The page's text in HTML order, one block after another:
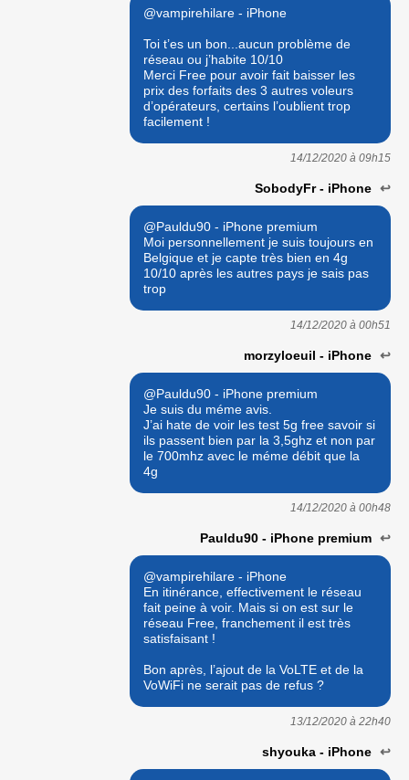
@vampirehilare - iPhone
Toi t’es un bon...aucun problème de
réseau ou j’habite 10/10
Merci Free pour avoir fait baisser les
prix des forfaits des 3 autres voleurs
d’opérateurs, certains l’oublient trop
facilement !
14/12/2020 à 09h15
SobodyFr - iPhone ↩
@Pauldu90 - iPhone premium
Moi personnellement je suis toujours en
Belgique et je capte très bien en 4g
10/10 après les autres pays je sais pas
trop
14/12/2020 à 00h51
morzyloeuil - iPhone ↩
@Pauldu90 - iPhone premium
Je suis du méme avis.
J’ai hate de voir les test 5g free savoir si
ils passent bien par la 3,5ghz et non par
le 700mhz avec le méme débit que la
4g
14/12/2020 à 00h48
Pauldu90 - iPhone premium ↩
@vampirehilare - iPhone
En itinérance, effectivement le réseau
fait peine à voir. Mais si on est sur le
réseau Free, franchement il est très
satisfaisant !
Bon après, l’ajout de la VoLTE et de la
VoWiFi ne serait pas de refus ?
13/12/2020 à 22h40
shyouka - iPhone ↩